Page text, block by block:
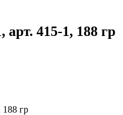
415-1, 188 гр
гр